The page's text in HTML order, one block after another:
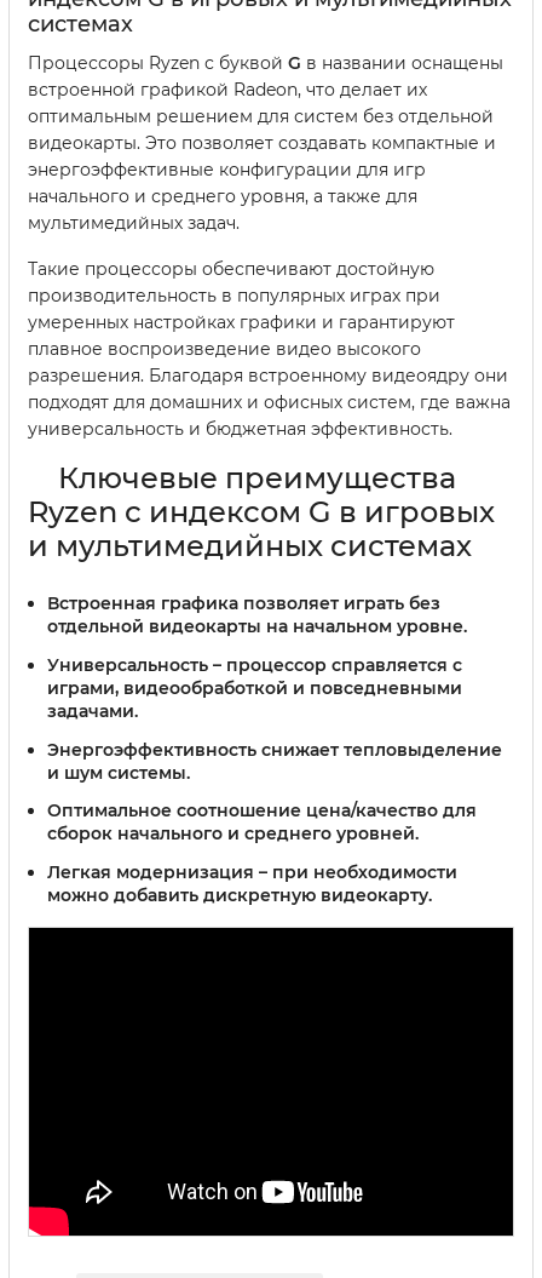
системах
Процессоры Ryzen с буквой G в названии оснащены
встроенной графикой Radeon, что делает их
оптимальным решением для систем без отдельной
видеокарты. Это позволяет создавать компактные и
энергоэффективные конфигурации для игр
начального и среднего уровня, а также для
мультимедийных задач.
Такие процессоры обеспечивают достойную
производительность в популярных играх при
умеренных настройках графики и гарантируют
плавное воспроизведение видео высокого
разрешения. Благодаря встроенному видеоядру они
подходят для домашних и офисных систем, где важна
универсальность и бюджетная эффективность.
Ключевые преимущества
Ryzen с индексом G в игровых
и мультимедийных системах
Встроенная графика позволяет играть без
отдельной видеокарты на начальном уровне.
Универсальность – процессор справляется с
играми, видеообработкой и повседневными
задачами.
Энергоэффективность снижает тепловыделение
и шум системы.
Оптимальное соотношение цена/качество для
сборок начального и среднего уровней.
Легкая модернизация – при необходимости
можно добавить дискретную видеокарту.